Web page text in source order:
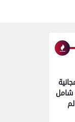
(دليل شامل